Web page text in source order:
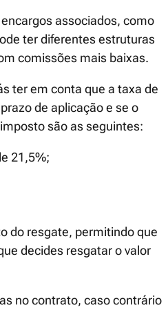
associados, como
ter diferentes estruturas
comissões mais baixas.
ter em conta que a taxa de
de aplicação e se o
são as seguintes:
21,5%;
do resgate, permitindo que
decides resgatar o valor
no contrato, caso contrário